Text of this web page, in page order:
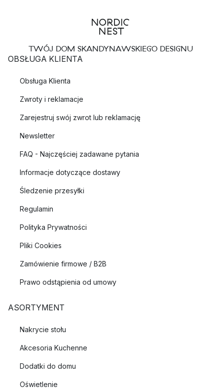
TWÓJ DOM SKANDYNAWSKIEGO DESIGNU
OBSŁUGA KLIENTA
Obsługa Klienta
Zwroty i reklamacje
Zarejestruj swój zwrot lub reklamację
Newsletter
FAQ - Najczęściej zadawane pytania
Informacje dotyczące dostawy
Śledzenie przesyłki
Regulamin
Polityka Prywatności
Pliki Cookies
Zamówienie firmowe / B2B
Prawo odstąpienia od umowy
ASORTYMENT
Nakrycie stołu
Akcesoria Kuchenne
Dodatki do domu
Oświetlenie